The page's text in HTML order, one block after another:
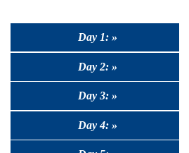
Day 1: »
Day 2: »
Day 3: »
Day 4: »